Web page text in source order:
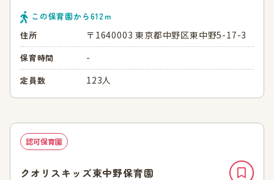
この保育園から612ｍ
住所
〒1640003 東京都中野区東中野5-17-3
保育時間 -
定員数 123人
認可保育園
クオリスキッズ東中野保育園